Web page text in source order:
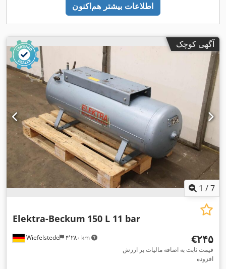
اطلاعات بیشتر هم‌اکنون
آگهی کوچک
1 /7
Wiefelstede ۴٬۲۸۰ km
Elektra-Beckum 150 L 11 bar
‎€۲۴۵
قیمت ثابت به اضافه مالیات بر ارزش
افزوده